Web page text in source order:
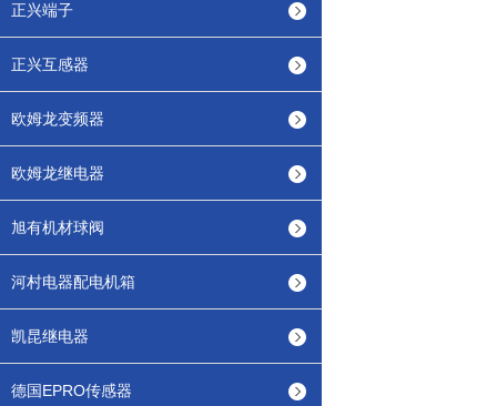
正兴端子
正兴互感器
欧姆龙变频器
欧姆龙继电器
旭有机材球阀
河村电器配电机箱
凯昆继电器
德国EPRO传感器